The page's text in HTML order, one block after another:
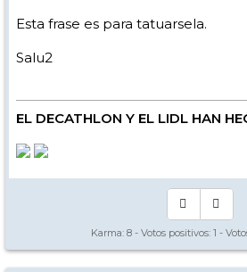
Esta frase es para tatuarsela.
Salu2
EL DECATHLON Y EL LIDL HAN
Karma: 8 - Votos positivos: 1 -